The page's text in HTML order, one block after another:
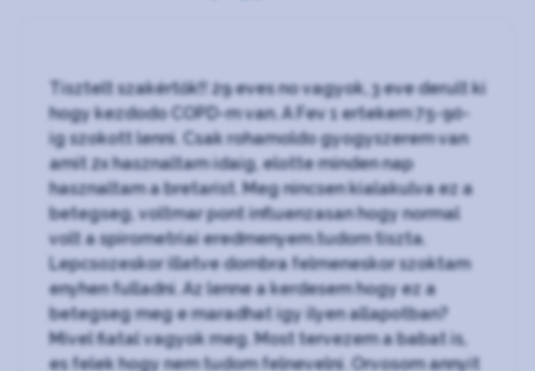
Tisztelt szakértők!! 29 eves no vagyok, 3 eve derult ki
hogy kezdodo COPD-m van. A Fev 1 ertekem 75-90-
ig szokott lenni. Csak rohamoldo gyogyszerem van
amit 2x hasznaltam idaig, elotte minden nap
hasznaltam a bretarist. Meg nincsen kialakulva ez a
betegseg, voltmar pont influenzasan hogy normal
volt a spirometriai eredmenyem.tudom tiszta.
Lepcsozeskor illetve dombra felmeneskor szoktam
enyhen fulladni. Az lenne a kerdesem hogy ez a
betegseg meg e maradhat igy ilyen allapotban?
Mivel fiatal vagyok meg. Most tervezem a babat is,
es felek hogy nem tudom felnevelni. Orvosom annyit